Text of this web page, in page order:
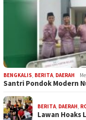
BENGKALIS, BERITA, DAERAH
Santri Pondok Modern
BERITA, DAERAH,
Lawan Hoaks